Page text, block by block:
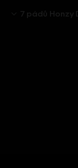
7 pádů Honzy